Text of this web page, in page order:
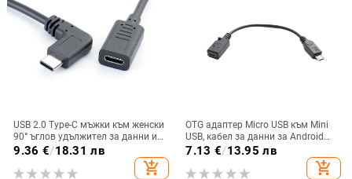
USB 2.0 Type-C мъжки към женски
90° ъглов удължител за данни и
зареждане – силикон, едно
9.36 €/18.31 лв
add_shopping_cart
OTG адаптер Micro USB към Mini
USB, кабел за данни за Android
телефони и таблети, силиконов,
гъвкав, единичен конектор,
връзка към клавиатура
7.13 €/13.95 лв
add_shopping_cart